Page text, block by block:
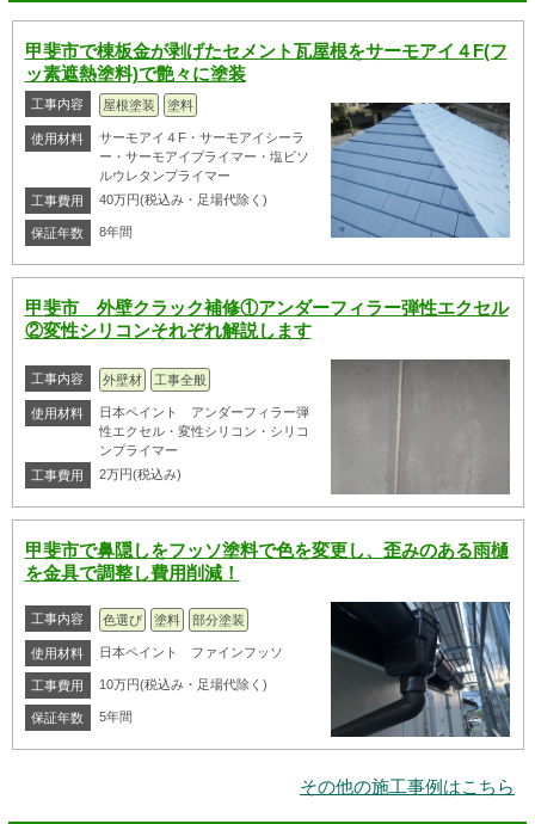
甲斐市で棟板金が剥げたセメント瓦屋根をサーモアイ４F(フ
ッ素遮熱塗料)で艶々に塗装
工事内容 屋根塗装 塗料
使用材料
サーモアイ４F・サーモアイシーラ
ー・サーモアイプライマー・塩ビソ
ルウレタンプライマー
工事費用
40万円(税込み・足場代除く)
保証年数 8年間
甲斐市 外壁クラック補修①アンダーフィラー弾性エクセル
②変性シリコンそれぞれ解説します
工事内容 外壁材 工事全般
使用材料
日本ペイント アンダーフィラー弾
性エクセル・変性シリコン・シリコ
ンプライマー
工事費用
2万円(税込み)
甲斐市で鼻隠しをフッソ塗料で色を変更し、歪みのある雨樋
を金具で調整し費用削減！
工事内容 色選び 塗料 部分塗装
使用材料 日本ペイント ファインフッソ
工事費用 10万円(税込み・足場代除く)
保証年数 5年間
その他の施工事例はこちら